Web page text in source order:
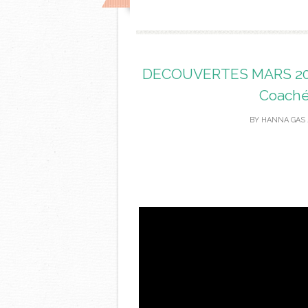
DECOUVERTES MARS
BY HANNA GAS